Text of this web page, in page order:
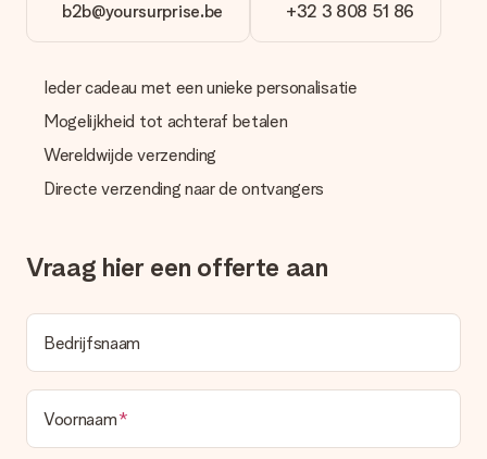
Cadeau ontvangen
geleverd. Je kunt hiervoor contact opnemen met onze
klantenservice, zij helpen je graag bij het vinden van een
passende oplossing.
Er wordt geen factuur meegestuurd bij je bestelling. Je
gerust het cadeau gelijk bij de ontvanger laten afleveren, zo is
het echt een verrassing!
b2b@yoursurprise.be +32 3 808 51 86
Ieder cadeau met een unieke personalisatie
Mogelijkheid tot achteraf betalen
Wereldwijde verzending
Directe verzending naar de ontvangers
Vraag hier een offerte aan
Bedrijfsnaam
Voornaam